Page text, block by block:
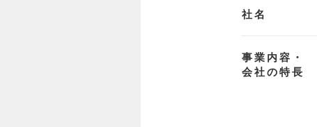
社名
事業内容・
会社の特長